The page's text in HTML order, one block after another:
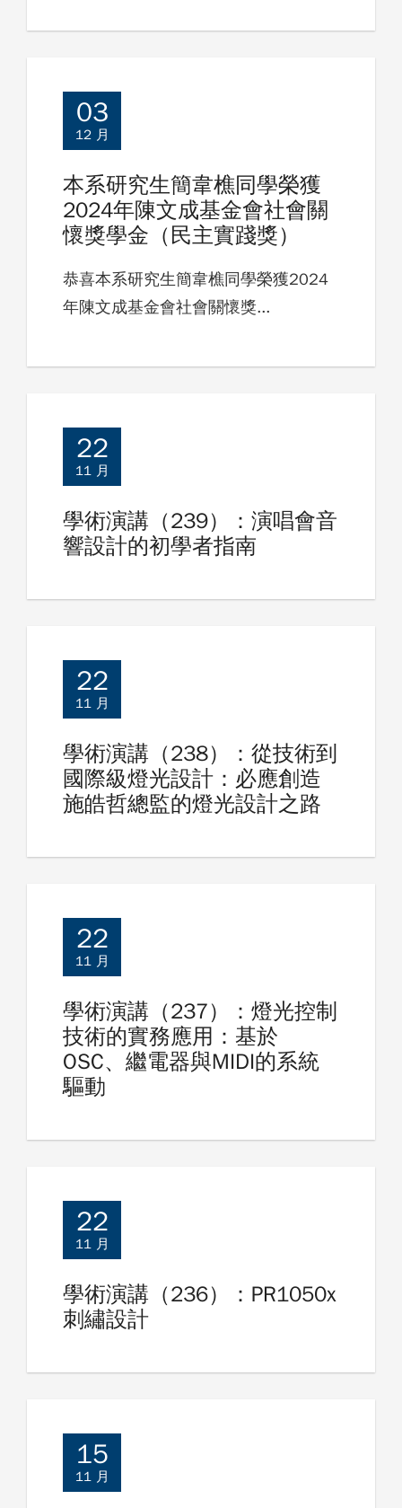
03
12 月
本系研究生簡韋樵同學榮獲
2024年陳文成基金會社會關
懷獎學金（民主實踐獎）
恭喜本系研究生簡韋樵同學榮獲2024
年陳文成基金會社會關懷獎...
22
11 月
學術演講（239）：演唱會音
響設計的初學者指南
22
11 月
學術演講（238）：從技術到
國際級燈光設計：必應創造
施皓哲總監的燈光設計之路
22
11 月
學術演講（237）：燈光控制
技術的實務應用：基於
OSC、繼電器與MIDI的系統
驅動
22
11 月
學術演講（236）：PR1050x
刺繡設計
15
11 月